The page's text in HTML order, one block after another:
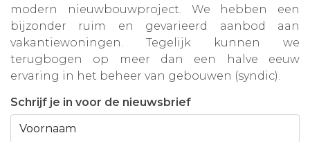
modern nieuwbouwproject. We hebben een
bijzonder ruim en gevarieerd aanbod aan
vakantiewoningen. Tegelijk kunnen we
terugbogen op meer dan een halve eeuw
ervaring in het beheer van gebouwen (syndic).
Schrijf je in voor de nieuwsbrief